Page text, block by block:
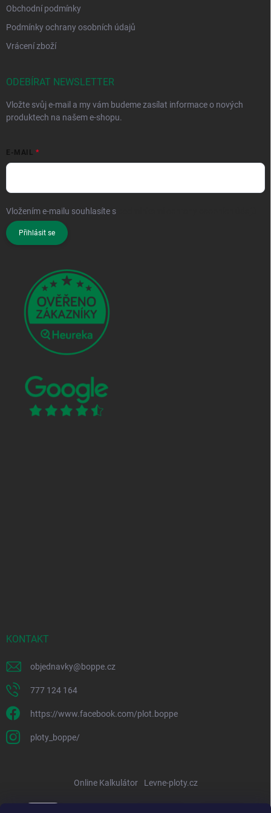
Obchodní podmínky
Podmínky ochrany osobních údajů
Vrácení zboží
ODEBÍRAT NEWSLETTER
Vložte svůj e-mail a my vám budeme zasílat informace o nových
produktech na našem e-shopu.
E-MAIL
Vložením e-mailu souhlasíte s
Přihlásit se
KONTAKT
objednavky@boppe.cz
777 124 164
https://www.facebook.com/plot.boppe
ploty_boppe/
Online Kalkulátor Levne-ploty.cz